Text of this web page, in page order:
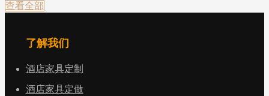
查看全部
了解我们
酒店家具定制
酒店家具定做